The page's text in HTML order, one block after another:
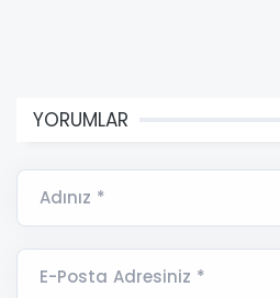
YORUMLAR
Adınız *
E-Posta Adresiniz *